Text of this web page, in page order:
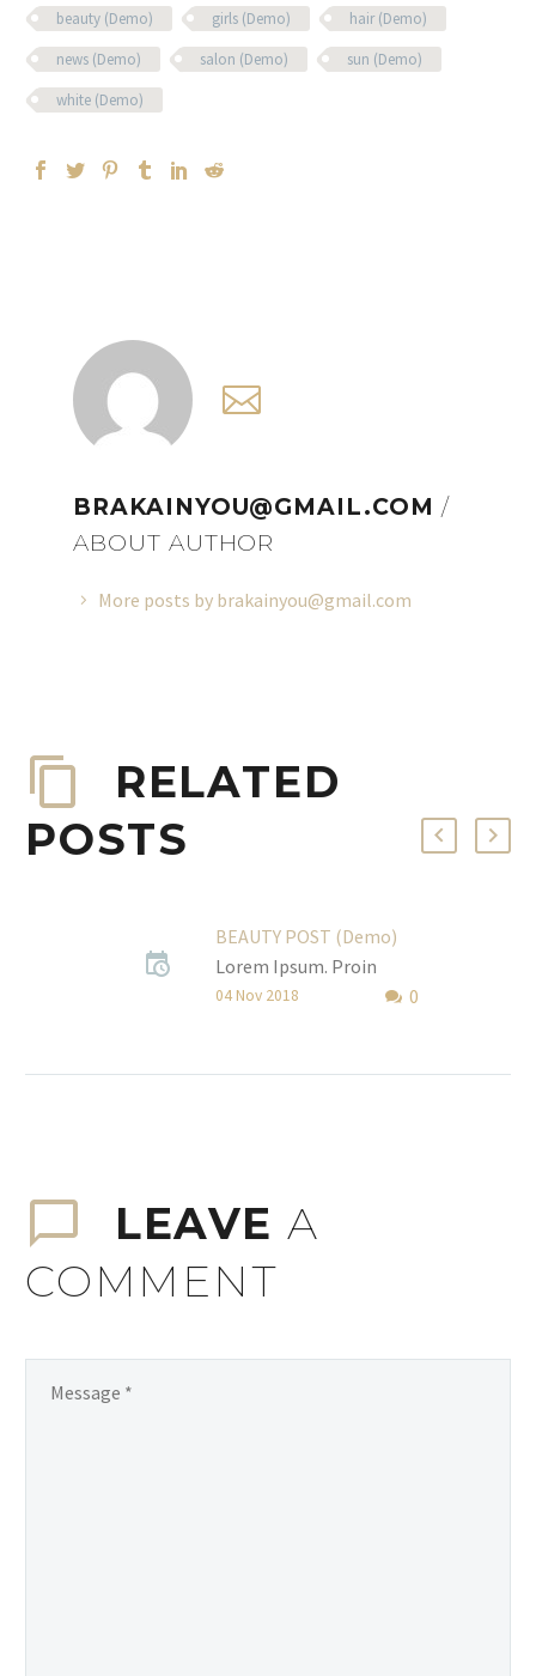
beauty (Demo) girls (Demo)
hair (Demo)
news (Demo)
salon (Demo)
sun (Demo)
white (Demo)
BRAKAINYOU@GMAIL.COM /
ABOUT AUTHOR
More posts by brakainyou@gmail.com
RELATED
POSTS
BEAUTY POST (Demo)
Lorem Ipsum. Proin
gravida nibh vel velit
nibh vulputate cursus a
sit amet mauris.
0
04 Nov 2018
LEAVE A
COMMENT